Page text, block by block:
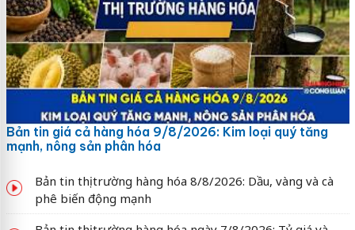
Bản tin giá cả hàng hóa 9/8/2026: Kim loại quý tăng
mạnh, nông sản phân hóa
Bản tin thị trường hàng hóa 8/8/2026: Dầu, vàng và cà
phê biến động mạnh